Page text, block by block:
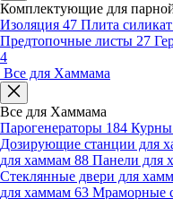
Комплектующие для
Изоляция 47 Плита
Предтопочные листы 27
4
Все для Хаммама
Все для Хаммама
Парогенераторы 184 Курны
Дозирующие станции для
для хаммам 88 Панели для
Стеклянные двери для
для хаммам 63 Мраморные